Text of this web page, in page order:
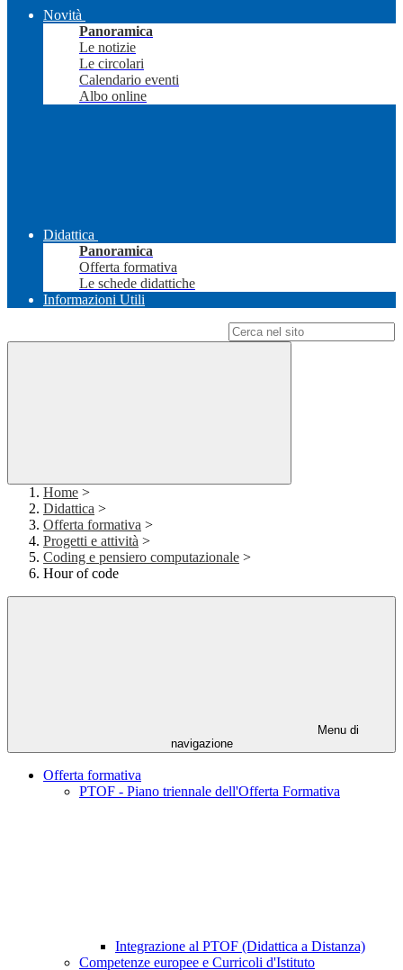
Novità
Panoramica
Le notizie
Le circolari
Calendario eventi
Albo online
Didattica
Panoramica
Offerta formativa
Le schede didattiche
Informazioni Utili
Home >
Didattica >
Offerta formativa >
Progetti e attività >
Coding e pensiero computazionale >
Hour of code
Menu di
navigazione
Offerta formativa
PTOF - Piano triennale dell'Offerta Formativa
Integrazione al PTOF (Didattica a Distanza)
Competenze europee e Curricoli d'Istituto